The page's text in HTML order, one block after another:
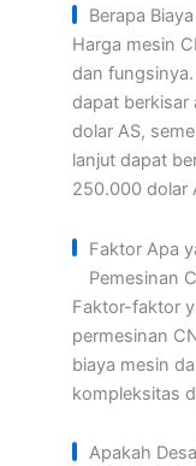
Berapa
Harga mesin
dan
dapat berkisar
dolar AS,
lanjut dapat
250.000 dolar
Faktor Apa
Pemesinan
Faktor-faktor
permesinan
biaya mesin
kompleksitas
Apakah